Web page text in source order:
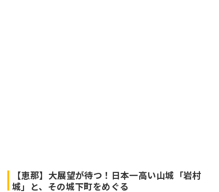
【恵那】大展望が待つ！日本一高い山城「岩村
城」と、その城下町をめぐる